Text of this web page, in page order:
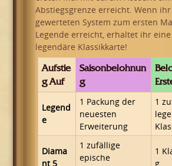
Abstiegsgrenze erreicht. Wenn
gewerteten System zum ersten
Legende erreicht, erhaltet ihr
legendäre Klassikkarte!
Aufstie
G Auf
Saisonbelohnun
G
Legend
e
1 Packung der
neuesten
Erweiterung
1
Diama
nt 5
1 zufällige
epische
1
g